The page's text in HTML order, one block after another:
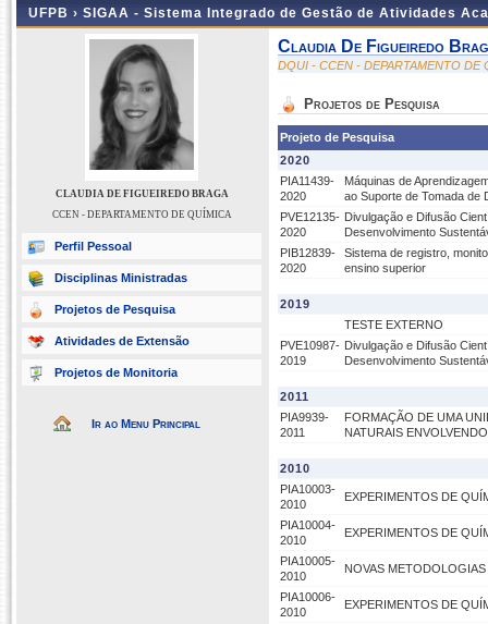
UFPB › SIGAA - Sistema Integrado de Gestão de Atividades
CLAUDIA DE FIGUEIREDO BRAGA
CCEN - DEPARTAMENTO DE QUÍMICA
Perfil Pessoal
Disciplinas Ministradas
Projetos de Pesquisa
Atividades de Extensão
Projetos de Monitoria
Ir ao Menu Principal
Claudia De Figueiredo
DQUI - CCEN - DEPARTAMENTO DE
Projetos de Pesquisa
Projeto de Pesquisa
2020
PIA11439-
2020
Máquinas de
ao Suporte de Tomada de
PVE12135-
2020
Divulgação e Difusão
Desenvolvimento
PIB12839-
2020
Sistema de registro,
ensino superior
2019
TESTE EXTERNO
PVE10987-
2019
Divulgação e Difusão
Desenvolvimento
2011
PIA9939-
2011
FORMAÇÃO DE UMA
NATURAIS
2010
PIA10003-
2010
EXPERIMENTOS DE
PIA10004-
2010
EXPERIMENTOS DE
PIA10005-
2010
NOVAS
PIA10006-
2010
EXPERIMENTOS DE